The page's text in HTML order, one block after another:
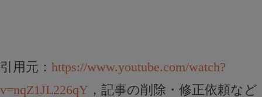
引用元： https://www.youtube.com/watch?
v=nqZ1JL226qY ，記事の削除・修正依頼など